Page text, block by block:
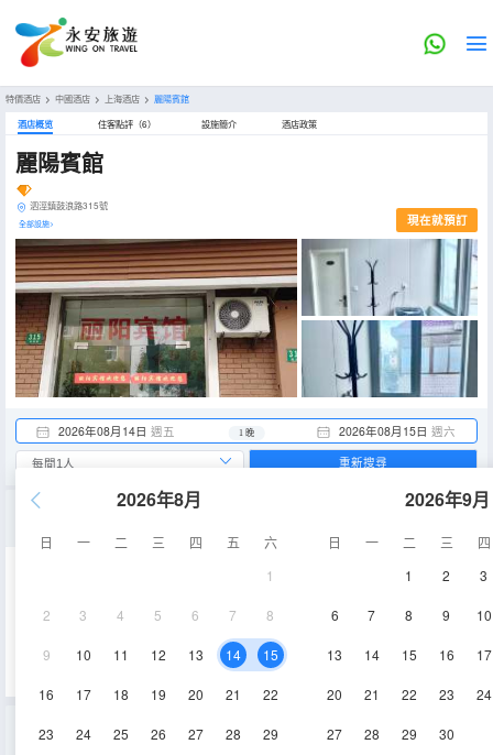
特價酒店 > 中國酒店 > 上海酒店 > 麗陽賓館
酒店概览 住客點評（6） 設施簡介 酒店政策
麗陽賓館
泗涇鎮鼓浪路315號
全部設施> 現在就預訂
2026年08月14日 週五 2026年08月15日 週六
1 晚
2026年8月
日 一 二 三 四 五
六
1
2 3 4 5 6 7 8
9 10 11 12 13 14 15
16 17 18 19 20 21 22
23 24 25 26 27 28 29
2026年9月
日 一 二 三
四
1
2 3
6 7 8 9 10
13 14 15 16 17
20 21 22 23 24
27 28 29 30
重新搜尋
18-25㎡ 空調
電視機
標準雙床房